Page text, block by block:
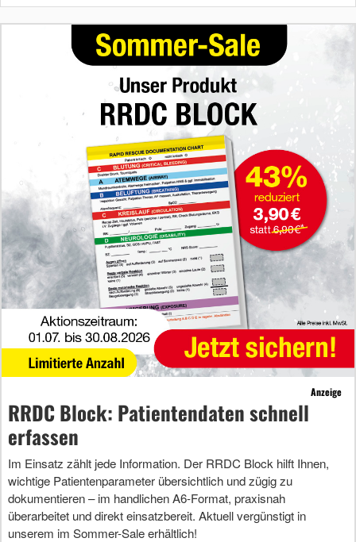
Anzeige
RRDC Block: Patientendaten schnell
erfassen
Im Einsatz zählt jede Information. Der RRDC Block hilft Ihnen,
wichtige Patientenparameter übersichtlich und zügig zu
dokumentieren – im handlichen A6-Format, praxisnah
überarbeitet und direkt einsatzbereit. Aktuell vergünstigt in
unserem im Sommer-Sale erhältlich!